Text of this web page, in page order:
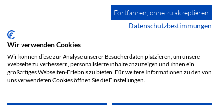
Impression
Protection des données
Fortfahren, ohne zu akzeptieren
Datenschutzbestimmungen
Wir verwenden Cookies
Wir können diese zur Analyse unserer Besucherdaten platzieren, um unsere
Webseite zu verbessern, personalisierte Inhalte anzuzeigen und Ihnen ein
großartiges Webseiten-Erlebnis zu bieten. Für weitere Informationen zu den von
uns verwendeten Cookies öffnen Sie die Einstellungen.